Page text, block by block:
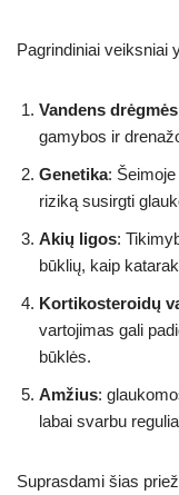
Pagrindiniai veiksniai
Vandens
gamybos ir
Genetika:
riziką susirgti
Akių ligos:
būklių, kaip
Kortikosteroidų
vartojimas gali
būklės.
Amžius:
labai svarbu
Suprasdami šias